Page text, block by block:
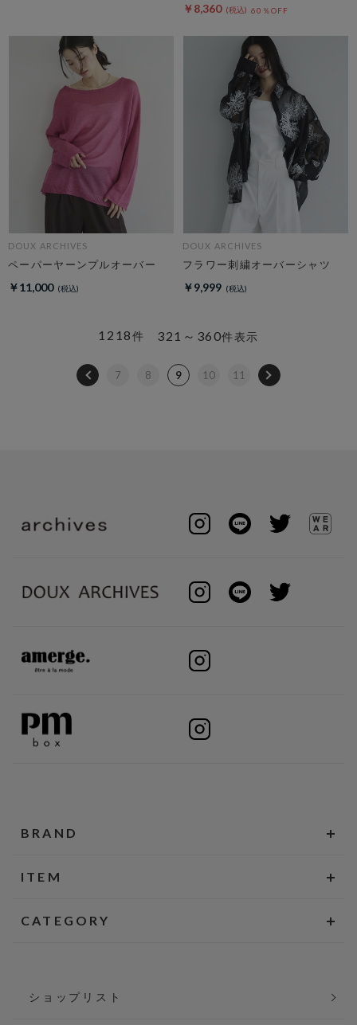
￥8,360 60％OFF
DOUX ARCHIVES
ペーパーヤーンプルオーバー
￥11,000
DOUX ARCHIVES
フラワー刺繍オーバーシャツ
￥9,999
321～360件表示
1218件
7 8 9 10 11
BRAND
ITEM
CATEGORY
ショップリスト